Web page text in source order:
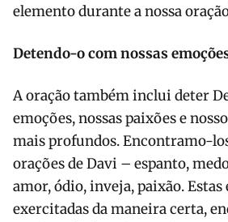
elemento durante a nossa
Detendo-o com nossas
A oração também inclui deter
emoções, nossas paixões e
mais profundos. En­contramo-
orações de Davi – espanto,
amor, ódio, inveja, paixão. Estas
exercitadas da maneira certa,